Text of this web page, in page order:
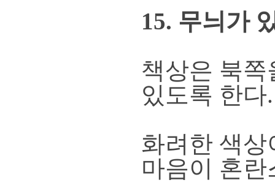
15. 무늬가
책상은 북
있도록 한다.
화려한 색
마음이 혼